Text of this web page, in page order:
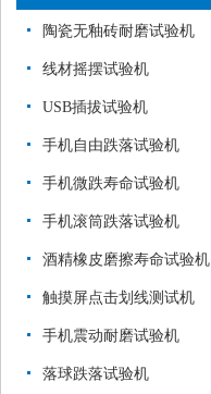
陶瓷无釉砖耐磨试验机
线材摇摆试验机
USB插拔试验机
手机自由跌落试验机
手机微跌寿命试验机
手机滚筒跌落试验机
酒精橡皮磨擦寿命试验机
触摸屏点击划线测试机
手机震动耐磨试验机
落球跌落试验机